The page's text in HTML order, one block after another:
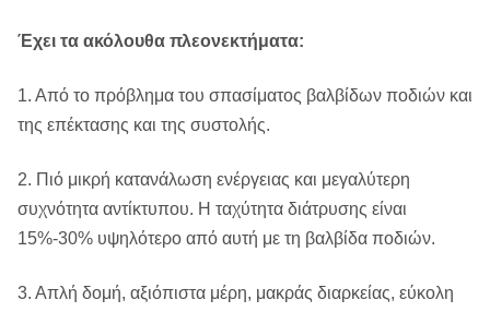
Χρήση
Χρήση μαζί με τα κομμάτια
Εφαρμογή
Διάτρηση DTH.
Διάμετρος τρυπανιών 65305mm
Συσκευασία
Ξύλινο κιβώτιο πτυχών
Έχει τα ακόλουθα πλεονεκτήματα:
1. Από το πρόβλημα του σπασίματος βαλβίδων ποδιών και
της επέκτασης και της συστολής.
2. Πιό μικρή κατανάλωση ενέργειας και μεγαλύτερη
συχνότητα αντίκτυπου. Η ταχύτητα διάτρυσης είναι
15%-30% υψηλότερο από αυτή με τη βαλβίδα ποδιών.
3. Απλή δομή, αξιόπιστα μέρη, μακράς διαρκείας, εύκολη